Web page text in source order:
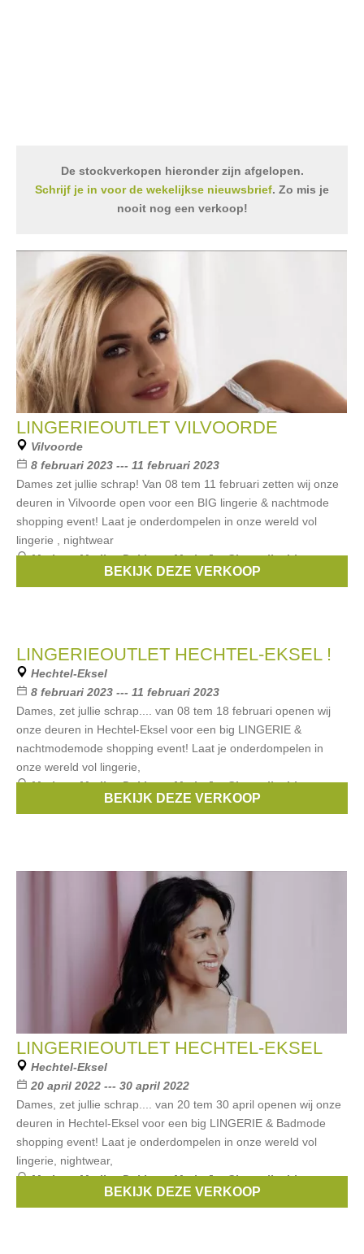
De stockverkopen hieronder zijn afgelopen.
Schrijf je in voor de wekelijkse nieuwsbrief. Zo mis je
nooit nog een verkoop!
LINGERIEOUTLET VILVOORDE
Vilvoorde
8 februari 2023 --- 11 februari 2023
Dames zet jullie schrap! Van 08 tem 11 februari zetten wij onze
deuren in Vilvoorde open voor een BIG lingerie & nachtmode
shopping event! Laat je onderdompelen in onze wereld vol
lingerie , nightwear
Merken:Marlies Dekkers,Marie Jo,Chantelle,Lise
Simone Pérèle, ...
BEKIJK DEZE VERKOOP
LINGERIEOUTLET HECHTEL-EKSEL !
Hechtel-Eksel
8 februari 2023 --- 11 februari 2023
Dames, zet jullie schrap.... van 08 tem 18 februari openen wij
onze deuren in Hechtel-Eksel voor een big LINGERIE &
nachtmodemode shopping event! Laat je onderdompelen in
onze wereld vol lingerie,
Merken:Marlies Dekkers,Marie Jo,Chantelle,Lise
Simone Pérèle, ...
BEKIJK DEZE VERKOOP
LINGERIEOUTLET HECHTEL-EKSEL
Hechtel-Eksel
20 april 2022 --- 30 april 2022
Dames, zet jullie schrap.... van 20 tem 30 april openen wij onze
deuren in Hechtel-Eksel voor een big LINGERIE & Badmode
shopping event! Laat je onderdompelen in onze wereld vol
lingerie, nightwear,
Merken:Marlies Dekkers,Marie Jo,Chantelle,Lise
Simone Pérèle, ...
BEKIJK DEZE VERKOOP